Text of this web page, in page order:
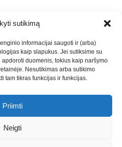
sutikimą
informacijai saugoti ir (arba)
kaip slapukus. Jei sutiksime su
duomenis, tokius kaip naršymo
Nesutikimas arba sutikimo
tam tikras funkcijas ir funkcijas.
Priimti
Neigti
rašymas, turinio kūrimas,
į mūsų valdomas
Theme: Express News ByAdore
-Teisinės
-Saulius Narbutas